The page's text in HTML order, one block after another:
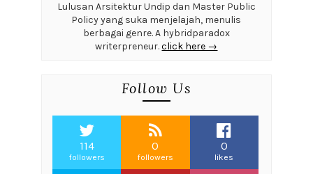
Lulusan Arsitektur Undip dan Master Public
Policy yang suka menjelajah, menulis
berbagai genre. A hybridparadox
writerpreneur.click here →
Follow Us
114
followers
0
followers
0
likes